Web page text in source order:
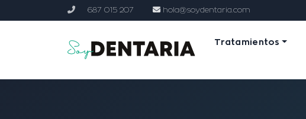
687 015 207 hola@soydentaria.com
Tratamientos